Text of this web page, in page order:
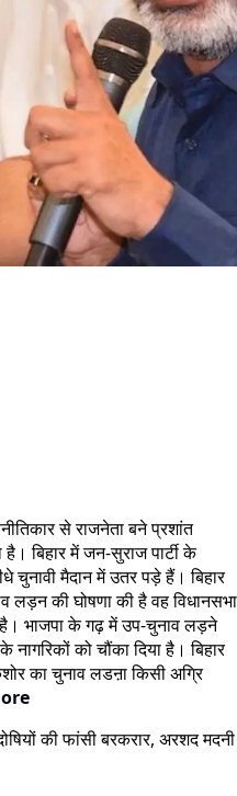
से राजनेता बने प्रशांत
बिहार में जन-सुराज पार्टी के
मैदान में उतर पड़े हैं। बिहार
लड़नकी घोषणा की है वह विधानसभा
है। भाजपा के गढ़ में उप-चुनावलड़ने
को चौंका दिया है। बिहार
का चुनाव लडऩा किसी अग्रि
की फांसी बरकरार, अरशद मदनी